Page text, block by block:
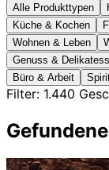
Alle Produkttypen
Küche & Kochen
Wohnen & Leben
Genuss &
Büro & Arbeit
Filter: 1.440